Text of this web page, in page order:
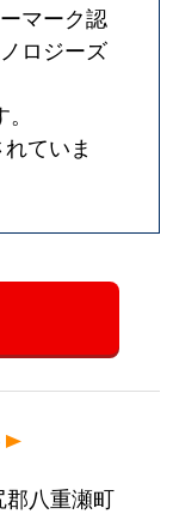
マーク認
ロジーズ
ていま
郡八重瀬町